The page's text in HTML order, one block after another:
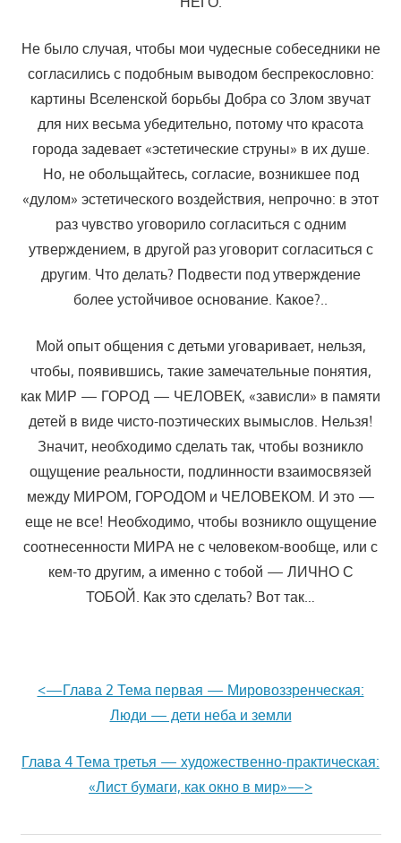
Не было случая, чтобы мои чудесные собеседники не
согласи­лись с подобным выводом беспрекословно:
картины Вселенской борь­бы Добра со Злом звучат
для них весьма убедительно, потому что красота
города задевает «эстетические струны» в их душе.
Но, не обольщайтесь, согласие, возникшее под
«дулом» эстетического воздей­ствия, непрочно: в этот
раз чувство уговорило согласиться с одним
утверждением, в другой раз уговорит согласиться с
другим. Что делать? Подвести под утверждение
более устойчивое основание. Какое?..
Мой опыт общения с детьми уговаривает, нельзя,
чтобы, появив­шись, такие замечательные понятия,
как МИР — ГОРОД — ЧЕЛОВЕК, «зависли» в памяти
детей в виде чисто-поэтических вымыслов. Нельзя!
Значит, необходимо сделать так, чтобы возникло
ощущение реальнос­ти, подлинности взаимосвязей
между МИРОМ, ГОРОДОМ и ЧЕЛОВЕ­КОМ. И это —
еще не все! Необходимо, чтобы возникло ощущение
соотнесенности МИРА не с человеком-вообще, или с
кем-то другим, а именно с тобой — ЛИЧНО С
ТОБОЙ. Как это сделать? Вот так…
<—Глава 2 Тема первая — Мировоззренческая:
Люди — дети неба и земли
Глава 4 Тема третья — художественно-практическая:
«Лист бумаги, как окно в мир»—>